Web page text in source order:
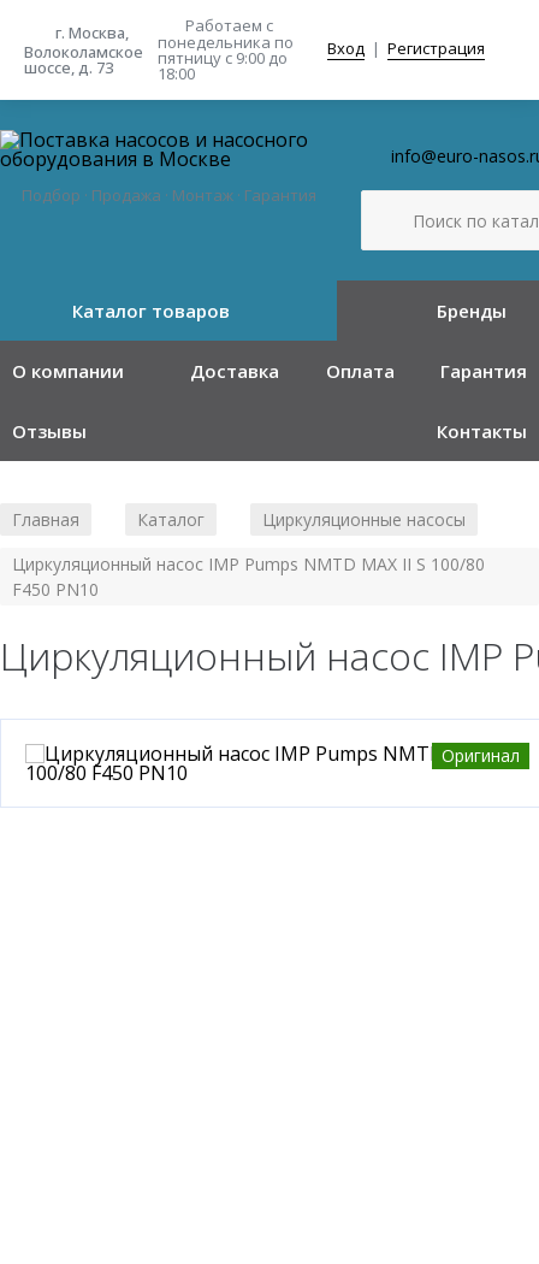
г. Москва,
Волоколамское
шоссе, д. 73
Работаем с
понедельника по
пятницу с 9:00 до
18:00
Вход | Регистрация
Подбор · Продажа · Монтаж · Гарантия
info@euro-
Каталог товаров Бренды
О компании Доставка Оплата Гарантия
Отзывы Контакты
Главная Каталог Циркуляционные насосы
Циркуляционный насос IMP Pumps NMTD MAX II S 100/80
F450 PN10
Циркуляционный насос IMP
Оригинал